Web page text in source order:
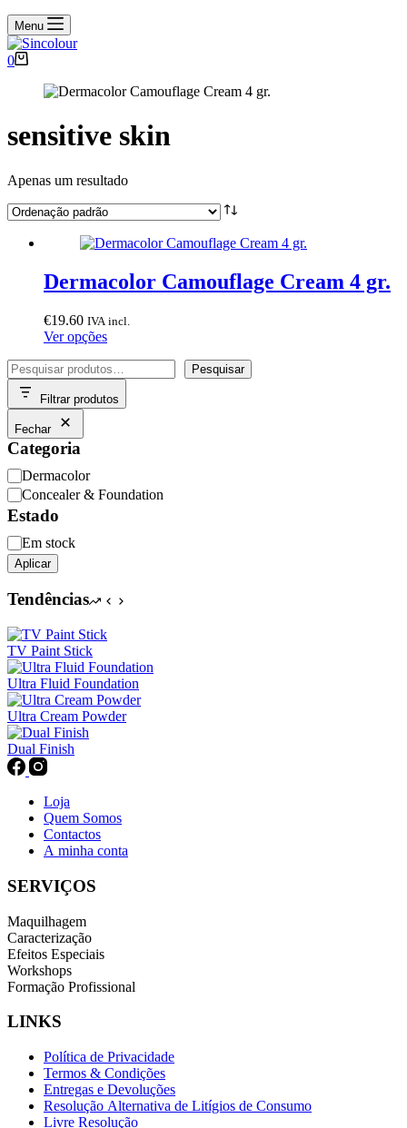
Menu
Carrinho
compras
0
sensitive skin
Apenas um resultado
Dermacolor Camouflage Cream 4 gr.
€19.60 IVA incl.
Ver opçõesThis
has
multiple
variants.
on
Pesquisar Pesquisar
Filtrar produtos
Fechar
Categoria
Categoria
Dermacolor
Concealer & Foundation
Estado
Disponibilidade
Em stock
Aplicar
Tendências
TV Paint Stick
Ultra Fluid Foundation
Ultra Cream Powder
Dual Finish
Loja
Quem Somos
Contactos
A minha conta
SERVIÇOS
Maquilhagem
Caracterização
Efeitos Especiais
Workshops
Formação Profissional
LINKS
Política de Privacidade
Termos & Condições
Entregas e Devoluções
Resolução Alternativa de Litígios de Consumo
Livre Resolução